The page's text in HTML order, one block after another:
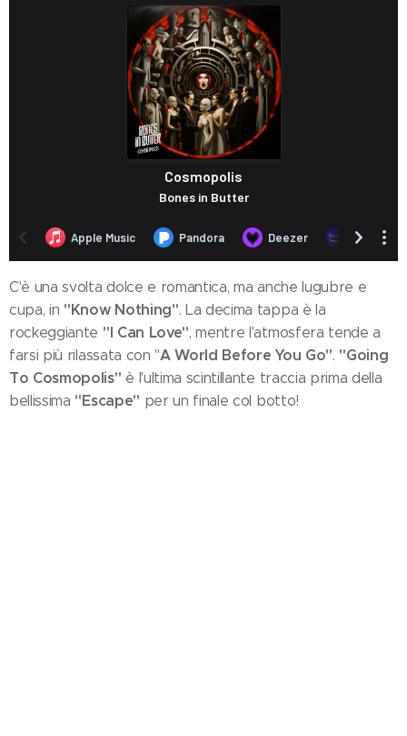
C'è una svolta dolce e romantica, ma anche lugubre e
cupa, in "Know Nothing". La decima tappa è la
rockeggiante "I Can Love", mentre l'atmosfera tende a
farsi più rilassata con "A World Before You Go". "Going
To Cosmopolis" è l'ultima scintillante traccia prima della
bellissima "Escape" per un finale col botto!